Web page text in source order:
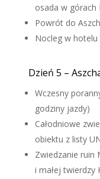
osada w górach
Powrót do
Nocleg w hotelu
Dzień 5 –
Wczesny
godziny jazdy)
Całodniowe
obiektu z listy
Zwiedzanie ruin
i małej twierdzy